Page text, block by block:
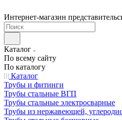
Интернет-магазин
Каталог
По всему сайту
По каталогу
Каталог
Трубы и фитинги
Трубы стальные ВГП
Трубы стальные электросварные
Трубы из нержавеющей,